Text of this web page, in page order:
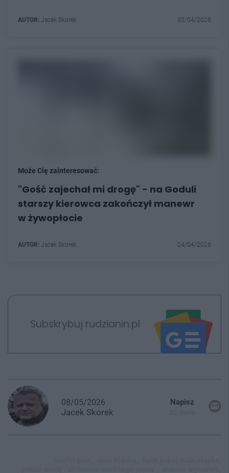
AUTOR: Jacek Skorek 30/04/2026
Może Cię zainteresować:
"Gość zajechał mi drogę" - na Goduli
starszy kierowca zakończył manewr
w żywopłocie
AUTOR: Jacek Skorek 24/04/2026
Subskrybuj rudzianin.pl
08/05/2026
Jacek Skorek
Napisz